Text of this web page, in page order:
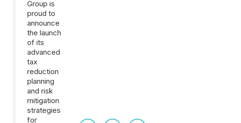
Group is
proud to
announce
the launch
of its
advanced
tax
reduction
planning
and risk
mitigation
strategies
for